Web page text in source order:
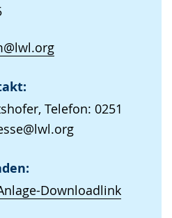
Telefon: 0251
Downloadlink